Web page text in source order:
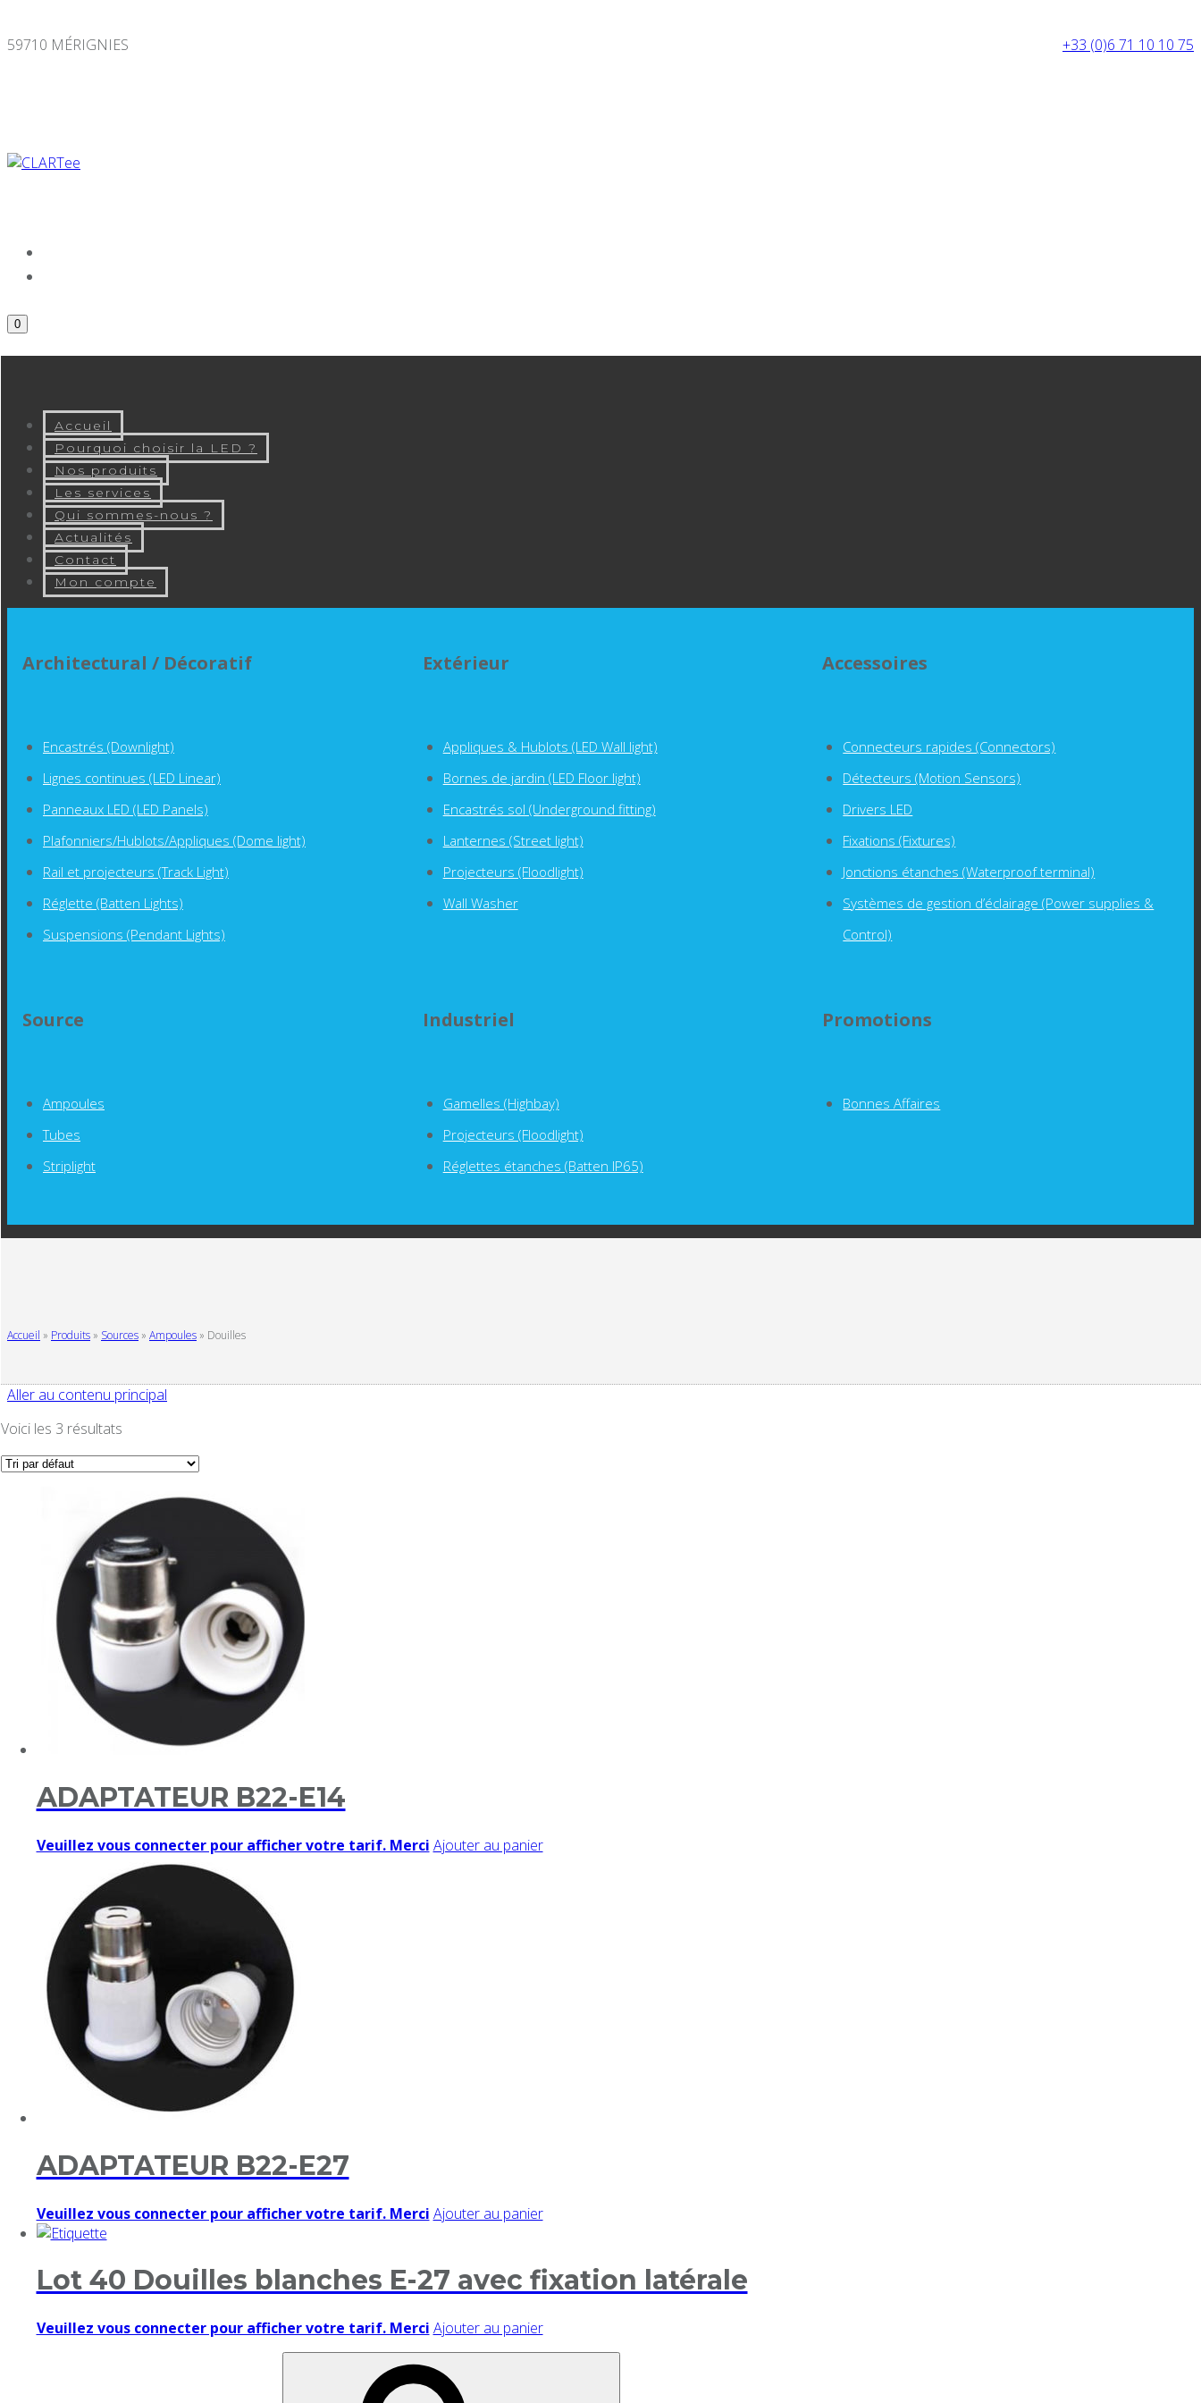
59710 MÉRIGNIES +33 (0)6 71 10 10 75
0
Accueil
Pourquoi choisir la LED ?
Nos produits
Les services
Qui sommes-nous ?
Actualités
Contact
Mon compte
Architectural / Décoratif
Encastrés (Downlight)
Lignes continues (LED Linear)
Panneaux LED (LED Panels)
Plafonniers/Hublots/Appliques (Dome light)
Rail et projecteurs (Track Light)
Réglette (Batten Lights)
Suspensions (Pendant Lights)
Extérieur
Appliques & Hublots (LED Wall light)
Bornes de jardin (LED Floor light)
Encastrés sol (Underground fitting)
Lanternes (Street light)
Projecteurs (Floodlight)
Wall Washer
Accessoires
Connecteurs rapides (Connectors)
Détecteurs (Motion Sensors)
Drivers LED
Fixations (Fixtures)
Jonctions étanches (Waterproof terminal)
Systèmes de gestion d’éclairage (Power supplies &
Control)
Source
Ampoules
Tubes
Striplight
Industriel
Gamelles (Highbay)
Projecteurs (Floodlight)
Réglettes étanches (Batten IP65)
Promotions
Bonnes Affaires
Accueil » Produits » Sources » Ampoules » Douilles
Aller au contenu principal
Voici les 3 résultats
ADAPTATEUR B22-E14
Veuillez vous connecter pour afficher votre tarif. Merci Ajouter au panier
ADAPTATEUR B22-E27
Veuillez vous connecter pour afficher votre tarif. Merci Ajouter au panier
Lot 40 Douilles blanches E-27 avec fixation latérale
Veuillez vous connecter pour afficher votre tarif. Merci Ajouter au panier